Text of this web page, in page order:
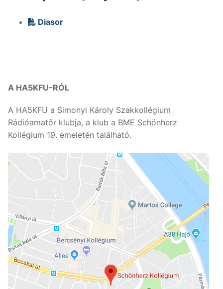
Diasor
A HA5KFU-RÓL
A HA5KFU a Simonyi Károly Szakkollégium
Rádióamatőr klubja, a klub a BME Schönherz
Kollégium 19. emeletén található.